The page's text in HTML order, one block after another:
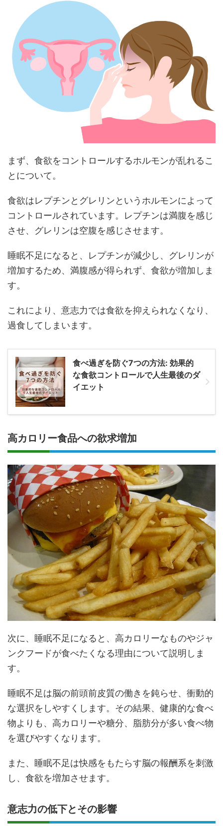
まず、食欲をコントロールするホルモンが乱れるこ
とについて。
食欲はレプチンとグレリンというホルモンによって
コントロールされています。レプチンは満腹を感じ
させ、グレリンは空腹を感じさせます。
睡眠不足になると、レプチンが減少し、グレリンが
増加するため、満腹感が得られず、食欲が増加しま
す。
これにより、意志力では食欲を抑えられなくなり、
過食してしまいます。
食べ過ぎを防ぐ7つの方法: 効果的
な食欲コントロールで人生最後のダ
イエット
高カロリー食品への欲求増加
次に、睡眠不足になると、高カロリーなものやジャ
ンクフードが食べたくなる理由について説明しま
す。
睡眠不足は脳の前頭前皮質の働きを鈍らせ、衝動的
な選択をしやすくします。その結果、健康的な食べ
物よりも、高カロリーや糖分、脂肪分が多い食べ物
を選びやすくなります。
また、睡眠不足は快感をもたらす脳の報酬系を刺激
し、食欲を増加させます。
意志力の低下とその影響